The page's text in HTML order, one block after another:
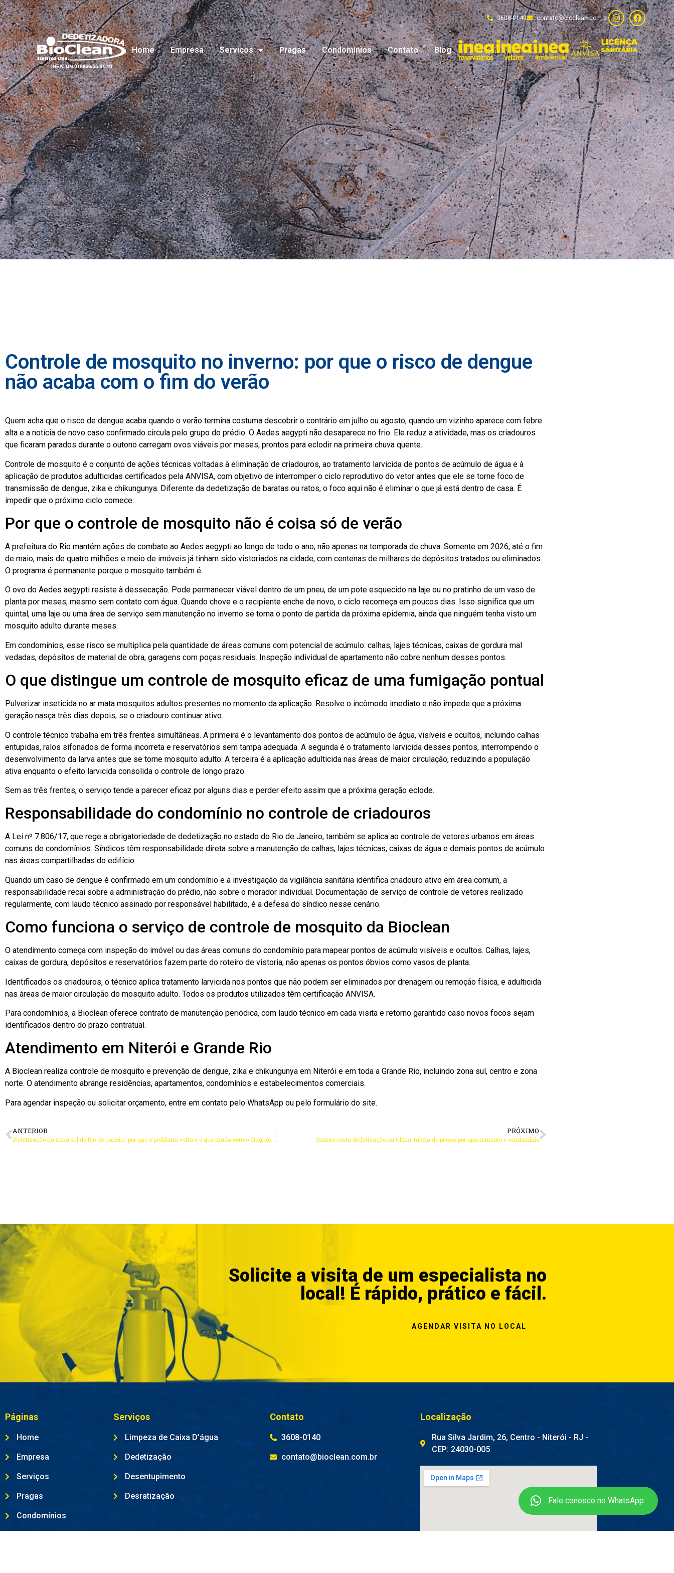
3608-0140 contato@bioclean.com.br
Home Empresa Serviços Pragas Condomínios Contato Blog
Fale conosco no WhatsApp
Controle de mosquito no inverno: por que o risco de dengue
não acaba com o fim do verão
Quem acha que o risco de dengue acaba quando o verão termina costuma descobrir o contrário em julho ou agosto, quando um vizinho aparece com febre
alta e a notícia de novo caso confirmado circula pelo grupo do prédio. O Aedes aegypti não desaparece no frio. Ele reduz a atividade, mas os criadouros
que ficaram parados durante o outono carregam ovos viáveis por meses, prontos para eclodir na primeira chuva quente.
Controle de mosquito é o conjunto de ações técnicas voltadas à eliminação de criadouros, ao tratamento larvicida de pontos de acúmulo de água e à
aplicação de produtos adulticidas certificados pela ANVISA, com objetivo de interromper o ciclo reprodutivo do vetor antes que ele se torne foco de
transmissão de dengue, zika e chikungunya. Diferente da dedetização de baratas ou ratos, o foco aqui não é eliminar o que já está dentro de casa. É
impedir que o próximo ciclo comece.
Por que o controle de mosquito não é coisa só de verão
A prefeitura do Rio mantém ações de combate ao Aedes aegypti ao longo de todo o ano, não apenas na temporada de chuva. Somente em 2026, até o fim
de maio, mais de quatro milhões e meio de imóveis já tinham sido vistoriados na cidade, com centenas de milhares de depósitos tratados ou eliminados.
O programa é permanente porque o mosquito também é.
O ovo do Aedes aegypti resiste à dessecação. Pode permanecer viável dentro de um pneu, de um pote esquecido na laje ou no pratinho de um vaso de
planta por meses, mesmo sem contato com água. Quando chove e o recipiente enche de novo, o ciclo recomeça em poucos dias. Isso significa que um
quintal, uma laje ou uma área de serviço sem manutenção no inverno se torna o ponto de partida da próxima epidemia, ainda que ninguém tenha visto um
mosquito adulto durante meses.
Em condomínios, esse risco se multiplica pela quantidade de áreas comuns com potencial de acúmulo: calhas, lajes técnicas, caixas de gordura mal
vedadas, depósitos de material de obra, garagens com poças residuais. Inspeção individual de apartamento não cobre nenhum desses pontos.
O que distingue um controle de mosquito eficaz de uma fumigação pontual
Pulverizar inseticida no ar mata mosquitos adultos presentes no momento da aplicação. Resolve o incômodo imediato e não impede que a próxima
geração nasça três dias depois, se o criadouro continuar ativo.
O controle técnico trabalha em três frentes simultâneas. A primeira é o levantamento dos pontos de acúmulo de água, visíveis e ocultos, incluindo calhas
entupidas, ralos sifonados de forma incorreta e reservatórios sem tampa adequada. A segunda é o tratamento larvicida desses pontos, interrompendo o
desenvolvimento da larva antes que se torne mosquito adulto. A terceira é a aplicação adulticida nas áreas de maior circulação, reduzindo a população
ativa enquanto o efeito larvicida consolida o controle de longo prazo.
Sem as três frentes, o serviço tende a parecer eficaz por alguns dias e perder efeito assim que a próxima geração eclode.
Responsabilidade do condomínio no controle de criadouros
A Lei nº 7.806/17, que rege a obrigatoriedade de dedetização no estado do Rio de Janeiro, também se aplica ao controle de vetores urbanos em áreas
comuns de condomínios. Síndicos têm responsabilidade direta sobre a manutenção de calhas, lajes técnicas, caixas de água e demais pontos de acúmulo
nas áreas compartilhadas do edifício.
Quando um caso de dengue é confirmado em um condomínio e a investigação da vigilância sanitária identifica criadouro ativo em área comum, a
responsabilidade recai sobre a administração do prédio, não sobre o morador individual. Documentação de serviço de controle de vetores realizado
regularmente, com laudo técnico assinado por responsável habilitado, é a defesa do síndico nesse cenário.
Como funciona o serviço de controle de mosquito da Bioclean
O atendimento começa com inspeção do imóvel ou das áreas comuns do condomínio para mapear pontos de acúmulo visíveis e ocultos. Calhas, lajes,
caixas de gordura, depósitos e reservatórios fazem parte do roteiro de vistoria, não apenas os pontos óbvios como vasos de planta.
Identificados os criadouros, o técnico aplica tratamento larvicida nos pontos que não podem ser eliminados por drenagem ou remoção física, e adulticida
nas áreas de maior circulação do mosquito adulto. Todos os produtos utilizados têm certificação ANVISA.
Para condomínios, a Bioclean oferece contrato de manutenção periódica, com laudo técnico em cada visita e retorno garantido caso novos focos sejam
identificados dentro do prazo contratual.
Atendimento em Niterói e Grande Rio
A Bioclean realiza controle de mosquito e prevenção de dengue, zika e chikungunya em Niterói e em toda a Grande Rio, incluindo zona sul, centro e zona
norte. O atendimento abrange residências, apartamentos, condomínios e estabelecimentos comerciais.
Para agendar inspeção ou solicitar orçamento, entre em contato pelo WhatsApp ou pelo formulário do site.
ANTERIOR
Dedetização na zona sul do Rio de Janeiro: por que o problema volta e o que muda com o diagnóstico certo
PRÓXIMO
Quanto custa dedetização na Glória: tabela de preços por apartamento e condomínio
Solicite a visita de um especialista no
local! É rápido, prático e fácil.
AGENDAR VISITA NO LOCAL
Páginas
Home
Empresa
Serviços
Pragas
Condomínios
Serviços
Limpeza de Caixa D’água
Dedetização
Desentupimento
Desratização
Contato
3608-0140
contato@bioclean.com.br
Localização
Rua Silva Jardim, 26, Centro - Niterói - RJ -
CEP: 24030-005